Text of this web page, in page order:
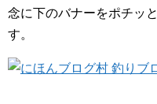
念に下のバナーをポチッ
す。